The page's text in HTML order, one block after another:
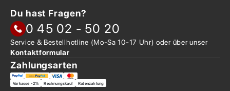
Du hast Fragen?
0 45 02 - 50 20
Service & Bestellhotline (Mo-Sa 10-17 Uhr) oder überunser
Kontaktformular
Zahlungsarten
Vorkasse -2% Rechnungskauf Ratenzahlung